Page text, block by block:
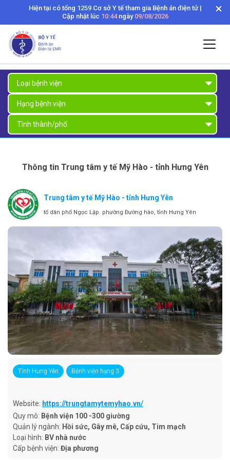
Hiện tại có tổng 1259Cơ sở Y tế tham gia Bệnh án điện tử |
Cập nhật lúc 10:44ngày 09/08/2026
Thông tin Trung tâm y tế Mỹ Hào - tỉnh Hưng Yên
Trung tâm y tế Mỹ Hào - tỉnh Hưng Yên
tổ dân phố Ngọc Lập. phường Đường hào, tỉnh Hưng Yên
Tỉnh Hưng Yên Bệnh viện hạng 3
Website: https://trungtamytemyhao.vn/
Quy mô: Bệnh viện 100 -300 giường
Quản lý ngành: Hồi sức, Gây mê, Cấp cứu, Tim mạch
Loại hình: BV nhà nước
Cấp bệnh viện: Địa phương